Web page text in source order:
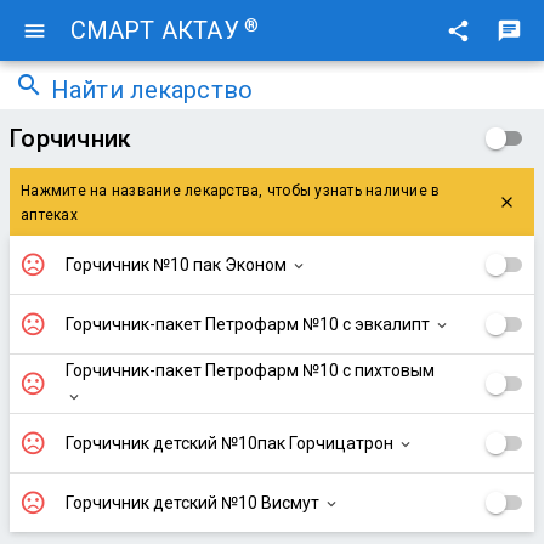
menu СМАРТ АКТАУ ® share chat
search Найти лекарство
Горчичник
Нажмите на название лекарства, чтобы узнать наличие в
аптеках
close
sentiment_very_dissatisfied Горчичник №10 пак Эконом expand_more
sentiment_very_dissatisfied Горчичник-пакет Петрофарм №10 с эвкалипт expand_more
sentiment_very_dissatisfied Горчичник-пакет Петрофарм №10 с пихтовым
expand_more
sentiment_very_dissatisfied Горчичник детский №10пак Горчицатрон expand_more
sentiment_very_dissatisfied Горчичник детский №10 Висмут expand_more